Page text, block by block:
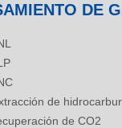
DE
de
de CO2